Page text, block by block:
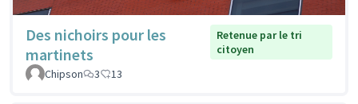
Des nichoirs pour les
martinets
Retenue par le tri
citoyen
Chipson
3 13